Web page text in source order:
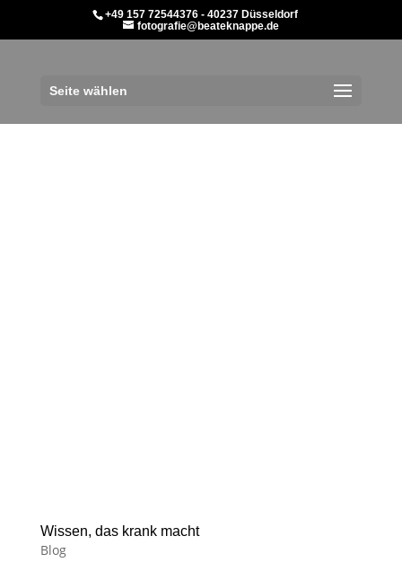
+49 157 72544376 - 40237 Düsseldorf
fotografie@beateknappe.de
Seite wählen
Wissen, das krank macht
Blog